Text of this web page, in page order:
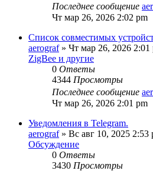
Последнее сообщение
Чт мар 26, 2026 2:02 pm
Список совместимых
aerograf» Чт мар 26, 2026 2:01
ZigBee и другие
0 Ответы
4344 Просмотры
Последнее сообщение
Чт мар 26, 2026 2:01 pm
Уведомления в Telegram.
aerograf» Вс авг 10, 2025 2:53
Обсуждение
0 Ответы
3430 Просмотры